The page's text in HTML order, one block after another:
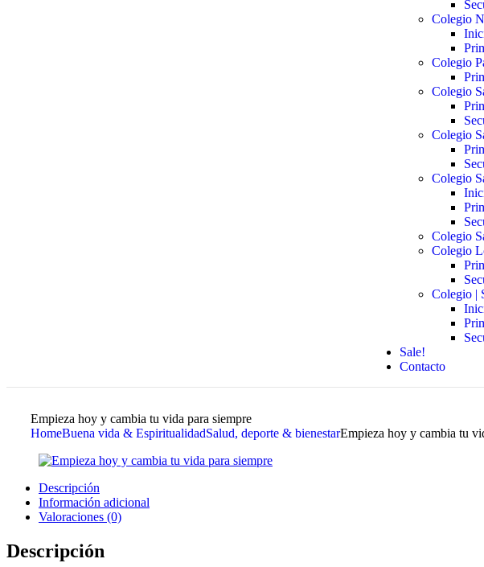
Colegio
Colegio
Colegio
Colegio
Colegio
Colegio
Colegio
Colegio |
Sale!
Contacto
Empieza hoy y cambia tu vida para siempre
HomeBuena vida & EspiritualidadSalud, deporte & bienestarEmpieza hoy y cambia tu
Descripción
Información adicional
Valoraciones (0)
Descripción